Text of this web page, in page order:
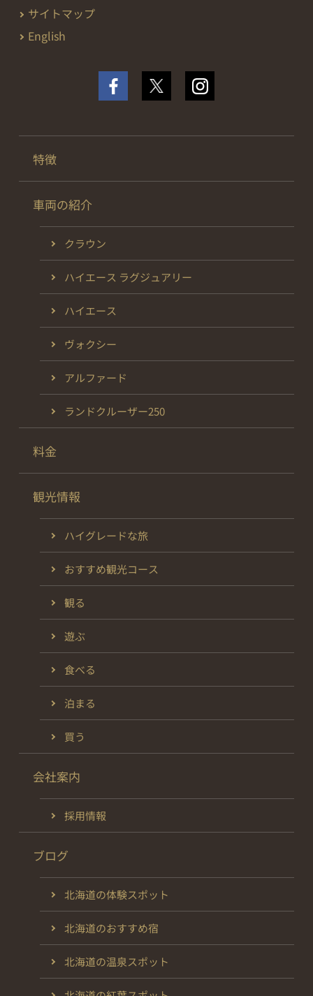
サイトマップ
English
特徴
車両の紹介
クラウン
ハイエース ラグジュアリー
ハイエース
ヴォクシー
アルファード
ランドクルーザー250
料金
観光情報
ハイグレードな旅
おすすめ観光コース
観る
遊ぶ
食べる
泊まる
買う
会社案内
採用情報
ブログ
北海道の体験スポット
北海道のおすすめ宿
北海道の温泉スポット